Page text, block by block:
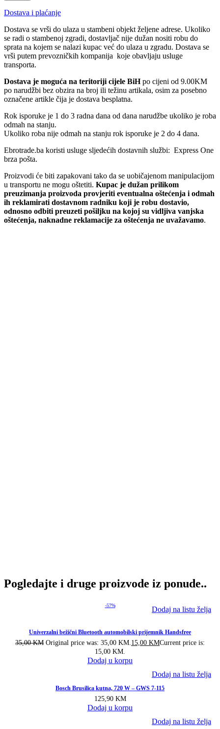
Dostava i plaćanje
Dostava se vrši do ulaza u stambeni objekt željene adrese. Ukoliko
se radi o stambenoj zgradi, dostavljač nije dužan nositi robu do
sprata na kojem se nalazi kupac već do ulaza u zgradu. Dostava se
vrši putem prevozničkih kompanija koje obavljaju usluge
transporta.
Dostava je moguća na teritoriji cijele BiHpo cijeni od 9.00KM
po narudžbi bez obzira na broj ili težinu artikala, osim za posebno
označene artikle čija je dostava besplatna.
Rok isporuke je 1 do 3 radna dana od dana narudžbe ukoliko je roba
odmah na stanju.
Ukoliko roba nije odmah na stanju rok isporuke je 2 do 4 dana.
Ebrotrade.ba koristi usluge sljedećih dostavnih službi: Express One
brza pošta.
Proizvodi će biti zapakovani tako da se uobičajenom manipulacijom
u transportu ne mogu oštetiti. Kupac je dužan prilikom
preuzimanja proizvoda provjeriti eventualna oštećenja i odmah
ih reklamirati dostavnom radniku koji je robu dostavio,
odnosno odbiti preuzeti pošiljku na kojoj su vidljiva vanjska
oštećenja, naknadne reklamacije za oštećenja ne uvažavamo.
Pogledajte i druge proizvode iz ponude..
-57% Dodaj na listu želja
Univerzalni bežični Bluetooth automobilski prijemnik Handsfree
35,00KM Original price was: 35,00 KM.15,00 KMCurrent price is:
15,00 KM.
Dodaj u korpu
Dodaj na listu želja
Bosch Brusilica kutna, 720 W – GWS 7-115
125,90 KM
Dodaj u korpu
Dodaj na listu želja